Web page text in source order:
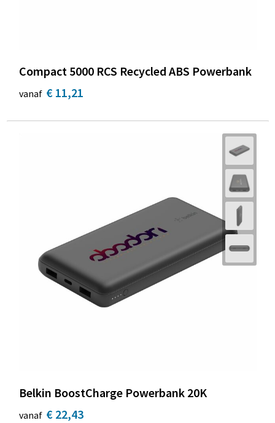
Compact 5000 RCS Recycled ABS Powerbank
vanaf € 11,21
Belkin BoostCharge Powerbank 20K
vanaf € 22,43